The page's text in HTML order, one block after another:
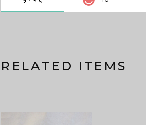
RELATED ITEMS